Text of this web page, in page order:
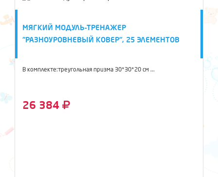
МЯГКИЙ МОДУЛЬ-ТРЕНАЖЕР
"РАЗНОУРОВНЕВЫЙ КОВЕР", 25 ЭЛЕМЕНТОВ
В комплекте:треугольная призма 30*30*20 см ...
26 384